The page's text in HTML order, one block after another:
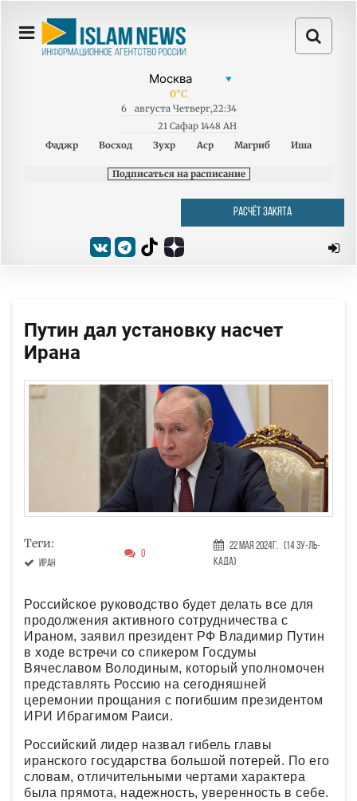
0°C
6 августа Четверг,22:34
21 Сафар 1448 AH
Фаджр
Восход Зухр Аср Магриб Иша
Подписаться на расписание
РАСЧЁТ ЗАКЯТА
Путин дал установку насчет
Ирана
Теги:
Иран
0
22 Мая 2024г. (14 Зу-ль-
када)
Российское руководство будет делать все для
продолжения активного сотрудничества с
Ираном, заявил президент РФ Владимир Путин
в ходе встречи со спикером Госдумы
Вячеславом Володиным, который уполномочен
представлять Россию на сегодняшней
церемонии прощания с погибшим президентом
ИРИ Ибрагимом Раиси.
Российский лидер назвал гибель главы
иранского государства большой потерей. По его
словам, отличительными чертами характера
была прямота, надежность, уверенность в себе.